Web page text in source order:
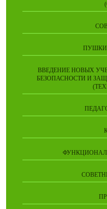
ВВЕДЕНИЕ НОВЫХ
БЕЗОПАСНОСТИ И